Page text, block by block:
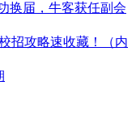
换届，牛客获任副会
招攻略速收藏！（内